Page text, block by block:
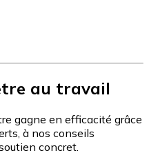
au travail
gagne en efficacité grâce
à nos conseils
concret.